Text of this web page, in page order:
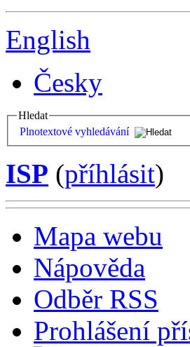
English
Česky
Hledat
Plnotextové vyhledávání
ISP (příhlásit)
Mapa webu
Nápověda
Odběr RSS
Prohlášení